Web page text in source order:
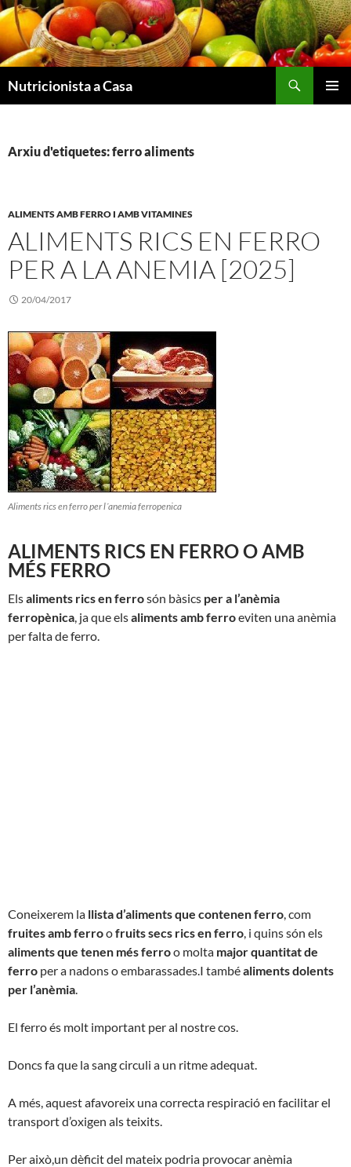
Vés
al
contingut
Nutricionista a Casa
Arxiu d'etiquetes: ferro aliments
ALIMENTS AMB FERRO I AMB VITAMINES
ALIMENTS RICS EN FERRO
PER A LA ANEMIA [2025]
20/04/2017
Aliments rics en ferro per l´anemia ferropenica
ALIMENTS RICS EN FERRO O AMB
MÉS FERRO
Elsaliments rics en ferrosón bàsics per a l’anèmia
ferropènica , ja que elsaliments amb ferroeviten una anèmia
per falta de ferro.
Coneixerem la llista d’aliments que contenen ferro , com
fruites amb ferroofruits secs rics en ferro , i quins són els
aliments que tenen més ferroo molta major quantitat de
ferro per a nadons o embarassades.I tambéaliments dolents
per l’anèmia
El ferro és molt important per al nostre cos.
Doncs fa que la sang circuli a un ritme adequat.
A més, aquest afavoreix una correcta respiració en facilitar el
transport d’oxigen als teixits.
Per això,un dèficit del mateix podria provocar anèmia